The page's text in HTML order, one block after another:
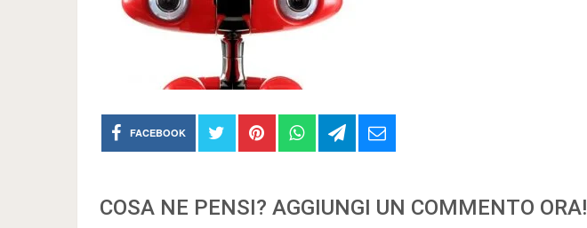
FACEBOOK
COSA NE PENSI? AGGIUNGI UN COMMENTO ORA!